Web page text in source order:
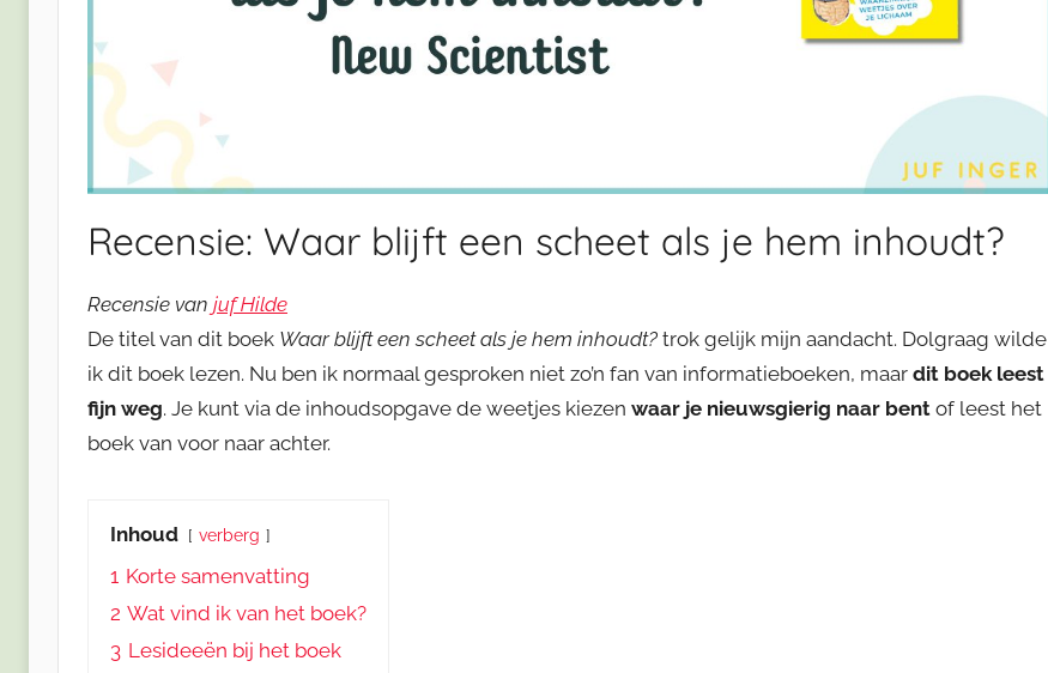
Recensie: Waar blijft een scheet als je hem inhoudt?
Recensie van juf Hilde
De titel van dit boek Waar blijft een scheet als je hem inhoudt? trok gelijk mijn aandacht. Dolgraag wilde
ik dit boek lezen. Nu ben ik normaal gesproken niet zo’n fan van informatieboeken, maar dit boek leest
fijn weg. Je kunt via de inhoudsopgave de weetjes kiezen waar je nieuwsgierig naar bent of leest het
boek van voor naar achter.
Inhoud verberg
1 Korte samenvatting
2 Wat vind ik van het boek?
3 Lesideeën bij het boek